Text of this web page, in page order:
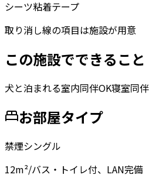
シーツ粘着テープ
取り消し線の項目は施設が用意
この施設でできること
犬と泊まれる室内同伴OK寝室同
お部屋タイプ
禁煙シングル
12m²/バス・トイレ付、LAN完備